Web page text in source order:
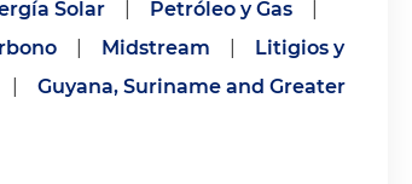
Solar Petróleo y Gas
Midstream
Litigios y
Guyana, Suriname and Greater